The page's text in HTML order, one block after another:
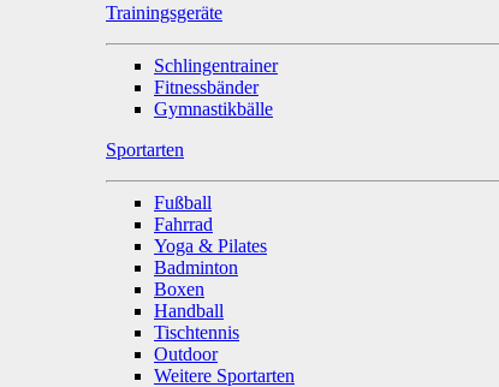
Trainingsgeräte
Schlingentrainer
Fitnessbänder
Gymnastikbälle
Sportarten
Fußball
Fahrrad
Yoga & Pilates
Badminton
Boxen
Handball
Tischtennis
Outdoor
Weitere Sportarten